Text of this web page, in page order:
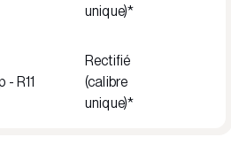
unique)*
- R11
Rectifié
(calibre
unique)*